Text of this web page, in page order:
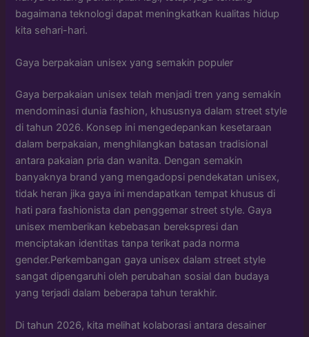
bagaimana teknologi dapat meningkatkan kualitas hidup
kita sehari-hari.
Gaya berpakaian unisex yang semakin populer
Gaya berpakaian unisex telah menjadi tren yang semakin
mendominasi dunia fashion, khususnya dalam street style
di tahun 2026. Konsep ini mengedepankan kesetaraan
dalam berpakaian, menghilangkan batasan tradisional
antara pakaian pria dan wanita. Dengan semakin
banyaknya brand yang mengadopsi pendekatan unisex,
tidak heran jika gaya ini mendapatkan tempat khusus di
hati para fashionista dan penggemar street style. Gaya
unisex memberikan kebebasan berekspresi dan
menciptakan identitas tanpa terikat pada norma
gender.Perkembangan gaya unisex dalam street style
sangat dipengaruhi oleh perubahan sosial dan budaya
yang terjadi dalam beberapa tahun terakhir.
Di tahun 2026, kita melihat kolaborasi antara desainer